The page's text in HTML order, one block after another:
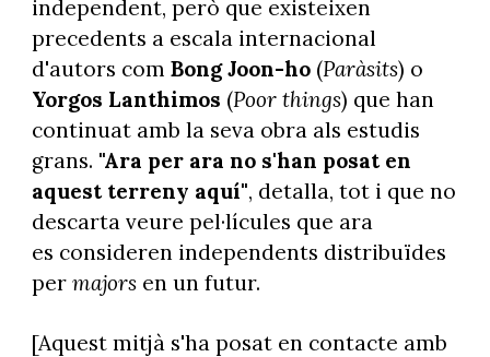
independent, però que existeixen
precedents a escala internacional
d'autors com Bong Joon-ho (Paràsits) o
Yorgos Lanthimos (Poor things) que han
continuat amb la seva obra als estudis
grans. "Ara per ara no s'han posat en
aquest terreny aquí", detalla, tot i que no
descarta veure pel·lícules que ara
es consideren independents distribuïdes
per majorsen un futur.
[Aquest mitjà s'ha posat en contacte amb